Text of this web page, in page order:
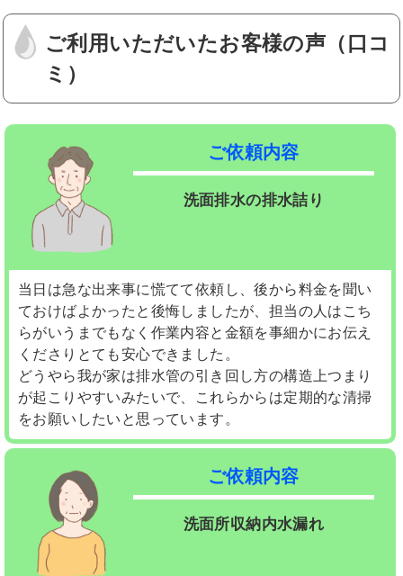
ご利用いただいたお客様の声（口コ
ミ）
ご依頼内容
洗面排水の排水詰り
当日は急な出来事に慌てて依頼し、後から料金を聞い
ておけばよかったと後悔しましたが、担当の人はこち
らがいうまでもなく作業内容と金額を事細かにお伝え
くださりとても安心できました。
どうやら我が家は排水管の引き回し方の構造上つまり
が起こりやすいみたいで、これらからは定期的な清掃
をお願いしたいと思っています。
ご依頼内容
洗面所収納内水漏れ